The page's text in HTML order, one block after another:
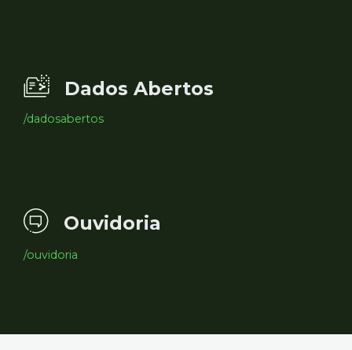
Dados Abertos
/dadosabertos
Ouvidoria
/ouvidoria